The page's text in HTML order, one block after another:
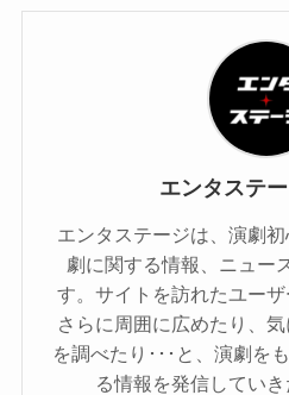
エンタステ
エンタステージは、演劇
劇に関する情報、ニュー
す。サイトを訪れたユー
さらに周囲に広めたり、
を調べたり･･･と、演劇を
る情報を発信していき